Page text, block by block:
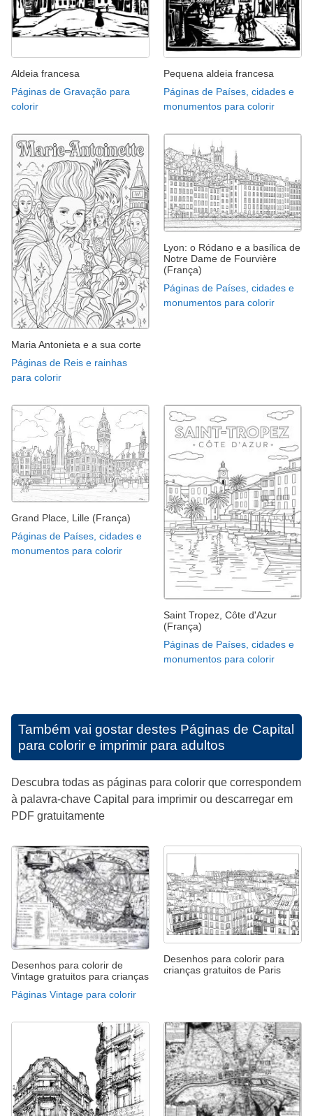
Aldeia francesa
Páginas de Gravação para
colorir
Pequena aldeia francesa
Páginas de Países, cidades e
monumentos para colorir
Maria Antonieta e a sua corte
Páginas de Reis e rainhas
para colorir
Lyon: o Ródano e a basílica de
Notre Dame de Fourvière
(França)
Páginas de Países, cidades e
monumentos para colorir
Grand Place, Lille (França)
Páginas de Países, cidades e
monumentos para colorir
Saint Tropez, Côte d'Azur
(França)
Páginas de Países, cidades e
monumentos para colorir
Também vai gostar destes Páginas de Capital
para colorir e imprimir para adultos
Descubra todas as páginas para colorir que correspondem
à palavra-chave Capital para imprimir ou descarregar em
PDF gratuitamente
Desenhos para colorir de
Vintage gratuitos para crianças
Páginas Vintage para colorir
Desenhos para colorir para
crianças gratuitos de Paris